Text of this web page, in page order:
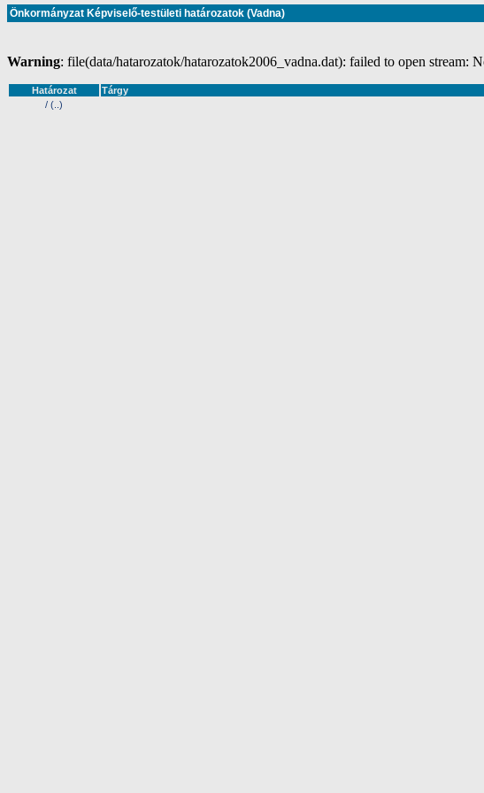
Önkormányzat Képviselő-testületi határozatok (Vadna)
Warning: file(data/hatarozatok/hatarozatok2006_vadna.dat): failed to open stream:
Határozat
Tárgy
/ (..)